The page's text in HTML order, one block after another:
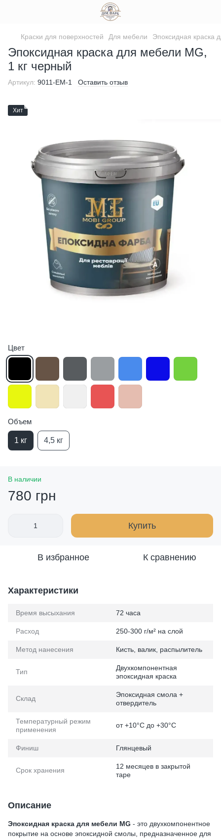
Краски для поверхностей Для мебели Эпоксидная
Эпоксидная краска для мебели MG,
1 кг черный
Артикул: 9011-ЕМ-1 Оставить отзыв
Хит
Цвет
Объем
1 кг 4,5 кг
В наличии
780 грн
Купить
В избранное К сравнению
Характеристики
Время высыхания 72 часа
Расход 250-300 г/м² на слой
Метод нанесения Кисть, валик, распылитель
Тип
Двухкомпонентная
эпоксидная краска
Склад
Эпоксидная смола +
отвердитель
Температурный режим
применения
от +10°C до +30°C
Финиш Глянцевый
Срок хранения
12 месяцев в закрытой
таре
Описание
Эпоксидная краска для мебели MG - это двухкомпонентное
покрытие на основе эпоксидной смолы, предназначенное для